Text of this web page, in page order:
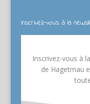
Inscrivez-vous à la
Inscrivez-vous à
de Hagetmau